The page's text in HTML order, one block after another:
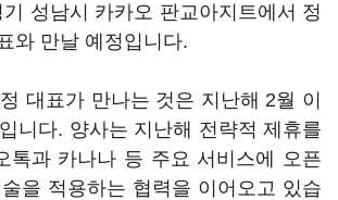
성남시 카카오 판교아지트에서 정
와 만날 예정입니다.
대표가 만나는 것은 지난해 2월 이
니다. 양사는 지난해 전략적 제휴를
톡과 카나나 등 주요 서비스에 오픈
을 적용하는 협력을 이어오고 있습